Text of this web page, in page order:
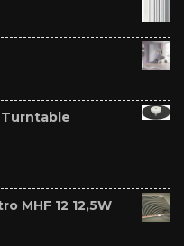
MHF 12 12,5W